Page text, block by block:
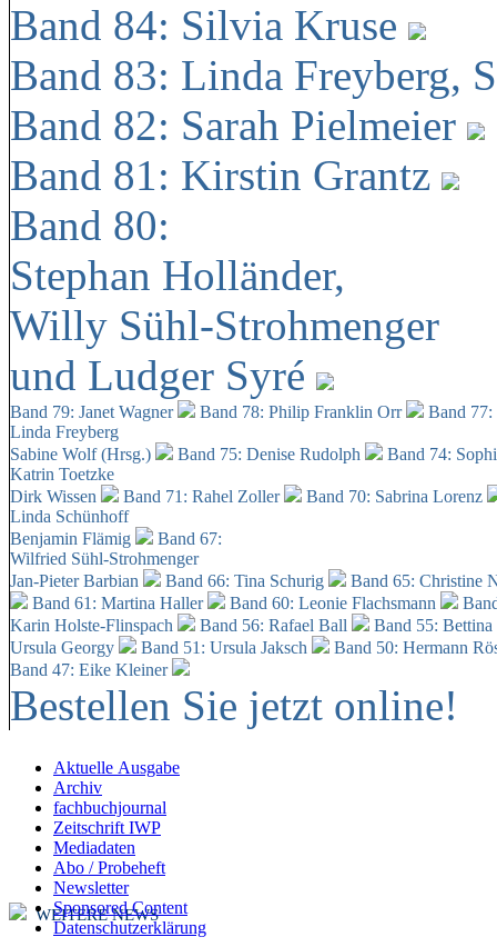
Band 84: Silvia Kruse
Band 83: Linda Freyberg,
Band 82: Sarah Pielmeier
Band 81: Kirstin Grantz
Band 80:
Stephan Holländer,
Willy Sühl-Strohmenger
und Ludger Syré
Band 79: Janet Wagner Band 78: Philip Franklin Orr
Band
Linda Freyberg
Sabine Wolf (Hrsg.)
Band 75: Denise Rudolph
Band 74:
Katrin Toetzke
Dirk Wissen
Band 71: Rahel Zoller
Band 70: Sabrina Lorenz
Linda Schünhoff
Benjamin Flämig
Band 67:
Wilfried Sühl-Strohmenger
Jan-Pieter Barbian
Band 66: Tina Schurig
Band 65: Christine
Band 61: Martina Haller
Band 60: Leonie Flachsmann
Karin Holste-Flinspach
Band 56: Rafael Ball
Band 55:
Ursula Georgy
Band 51: Ursula Jaksch Band 50: Hermann
Band 47: Eike Kleiner
Bestellen Sie jetzt online!
Aktuelle Ausgabe
Archiv
fachbuchjournal
Zeitschrift IWP
Mediadaten
Abo / Probeheft
Newsletter
Sponsored Content
Datenschutzerklärung
WEITERE NEWS